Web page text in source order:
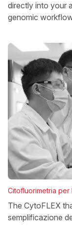
directly into your
genomic
Citofluorimetria per
The CytoFLEX
semplificazione